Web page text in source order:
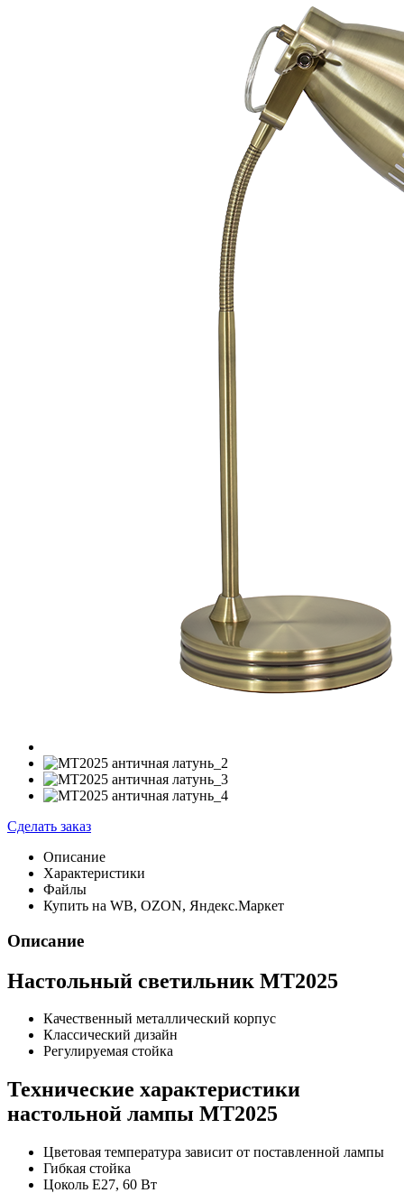
Сделать заказ
Описание
Характеристики
Файлы
Купить на WB, OZON, Яндекс.Маркет
Описание
Настольный светильник МТ2025
Качественный металлический корпус
Классический дизайн
Регулируемая стойка
Технические характеристики
настольной лампы МТ2025
Цветовая температура зависит от поставленной лампы
Гибкая стойка
Цоколь Е27, 60 Вт